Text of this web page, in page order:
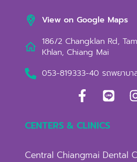
View on Google Maps
186/2 Changklan Rd,
Khlan, Chiang Mai
053-819333-40 รถพยาบ
CENTERS & CLINICS
Central Chiangmai Dental